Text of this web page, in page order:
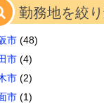
勤務地を絞
市 (48)
市 (4)
市 (2)
市 (1)